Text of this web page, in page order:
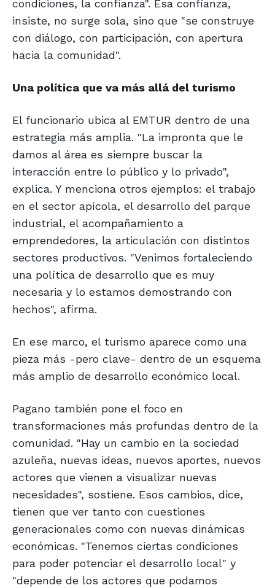
condiciones, la confianza". Esa confianza,
insiste, no surge sola, sino que "se construye
con diálogo, con participación, con apertura
hacia la comunidad".
Una política que va más allá del turismo
El funcionario ubica al EMTUR dentro de una
estrategia más amplia. "La impronta que le
damos al área es siempre buscar la
interacción entre lo público y lo privado",
explica. Y menciona otros ejemplos: el trabajo
en el sector apícola, el desarrollo del parque
industrial, el acompañamiento a
emprendedores, la articulación con distintos
sectores productivos. "Venimos fortaleciendo
una política de desarrollo que es muy
necesaria y lo estamos demostrando con
hechos", afirma.
En ese marco, el turismo aparece como una
pieza más -pero clave- dentro de un esquema
más amplio de desarrollo económico local.
Pagano también pone el foco en
transformaciones más profundas dentro de la
comunidad. "Hay un cambio en la sociedad
azuleña, nuevas ideas, nuevos aportes, nuevos
actores que vienen a visualizar nuevas
necesidades", sostiene. Esos cambios, dice,
tienen que ver tanto con cuestiones
generacionales como con nuevas dinámicas
económicas. "Tenemos ciertas condiciones
para poder potenciar el desarrollo local" y
"depende de los actores que podamos